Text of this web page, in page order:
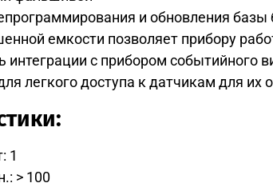
и обновления
емкости позволяет прибору
интеграции с прибором событийного
легкого доступа к датчикам для их
1
> 100